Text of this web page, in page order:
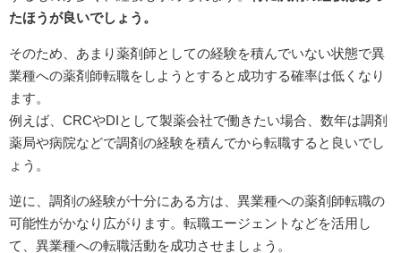
たほうが良いでしょう。
そのため、あまり薬剤師としての経験を積んでいない状態で異
業種への薬剤師転職をしようとすると成功する確率は低くなり
ます。
例えば、CRCやDIとして製薬会社で働きたい場合、数年は調剤
薬局や病院などで調剤の経験を積んでから転職すると良いでし
ょう。
逆に、調剤の経験が十分にある方は、異業種への薬剤師転職の
可能性がかなり広がります。転職エージェントなどを活用し
て、異業種への転職活動を成功させましょう。